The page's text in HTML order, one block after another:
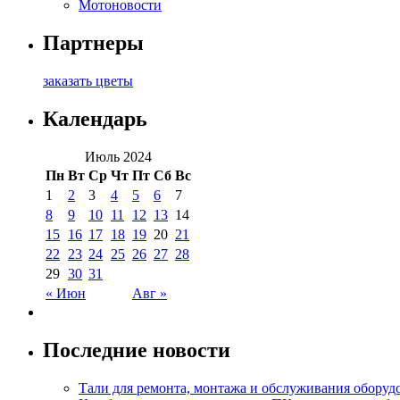
Мотоновости
Партнеры
заказать цветы
Календарь
Июль 2024
Пн Вт Ср Чт Пт Сб Вс
« Июн Авг »
1 2 3 4 5 6
7
8
9 10 11 12 13 14
15 16 17 18 19 20 21
22
23 24 25 26 27 28
29 30 31
Последние новости
Тали для ремонта, монтажа и обслуживания